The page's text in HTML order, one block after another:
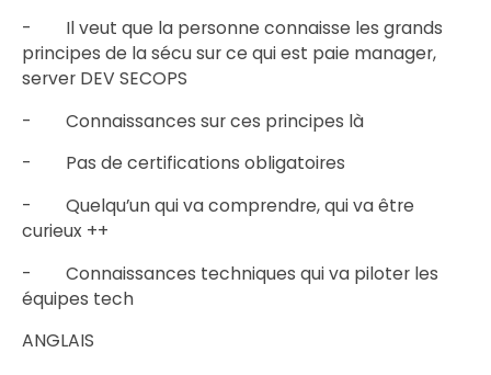
- Il veut que la personne connaisse les grands
principes de la sécu sur ce qui est paie manager,
server DEV SECOPS
- Connaissances sur ces principes là
- Pas de certifications obligatoires
- Quelqu’un qui va comprendre, qui va être
curieux ++
- Connaissances techniques qui va piloter les
équipes tech
ANGLAIS